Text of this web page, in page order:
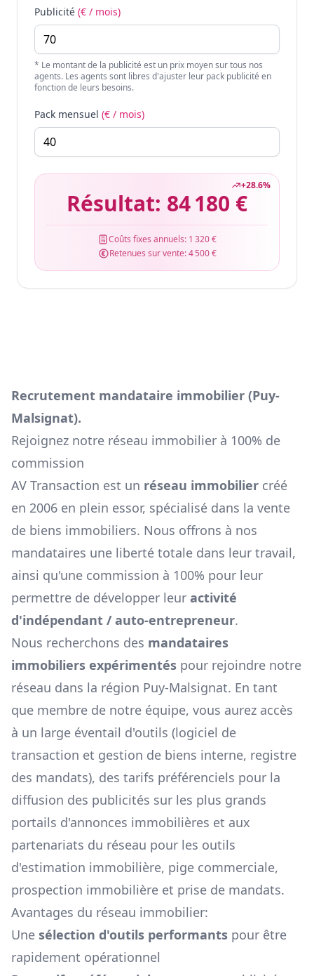
Publicité (€ / mois)
* Le montant de la publicité est un prix moyen sur tous nos
agents. Les agents sont libres d'ajuster leur pack publicité en
fonction de leurs besoins.
Pack mensuel (€ / mois)
+28.6%
Résultat: 84 180 €
Coûts fixes annuels: 1 320 €
Retenues sur vente:4 500 €
Recrutement mandataire immobilier (Puy-
Malsignat).
Rejoignez notre réseau immobilier à 100% de
commission
AV Transaction est un réseau immobilier créé
en 2006 en plein essor, spécialisé dans la vente
de biens immobiliers. Nous offrons à nos
mandataires une liberté totale dans leur travail,
ainsi qu'une commission à 100% pour leur
permettre de développer leur activité
d'indépendant / auto-entrepreneur.
Nous recherchons des mandataires
immobiliers expérimentés pour rejoindre notre
réseau dans la région Puy-Malsignat. En tant
que membre de notre équipe, vous aurez accès
à un large éventail d'outils (logiciel de
transaction et gestion de biens interne, registre
des mandats), des tarifs préférenciels pour la
diffusion des publicités sur les plus grands
portails d'annonces immobilières et aux
partenariats du réseau pour les outils
d'estimation immobilière, pige commerciale,
prospection immobilière et prise de mandats.
Avantages du réseau immobilier:
Une sélection d'outils performants pour être
rapidement opérationnel